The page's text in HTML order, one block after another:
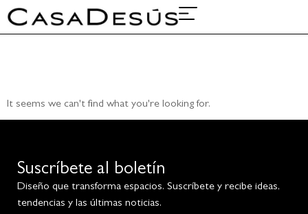
It seems we can't find what you're looking for.
Suscríbete al boletín
Diseño que transforma espacios. Suscríbete y recibe ideas,
tendencias y las últimas noticias.